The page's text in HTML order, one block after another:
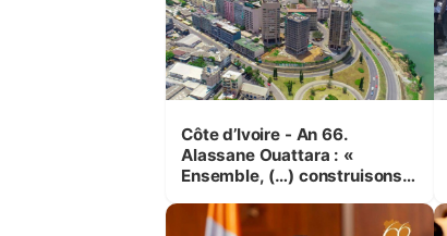
Côte d’Ivoire - An 66.
Alassane Ouattara : «
Ensemble, (…) construisons
mêmes et pour les